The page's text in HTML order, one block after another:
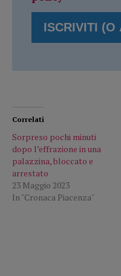
Correlati
Sorpreso pochi minuti
dopo l’effrazione in una
palazzina, bloccato e
arrestato
23 Maggio 2023
In "Cronaca Piacenza"